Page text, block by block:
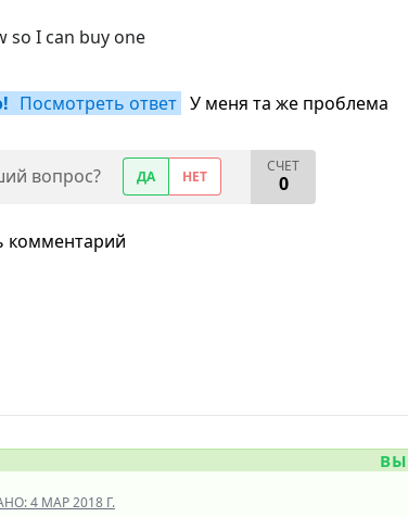
so I can buy one
Посмотреть ответ У меня та же проблема
вопрос? ДА НЕТ
СЧЕТ
0
комментарий
4 МАР 2018 Г.